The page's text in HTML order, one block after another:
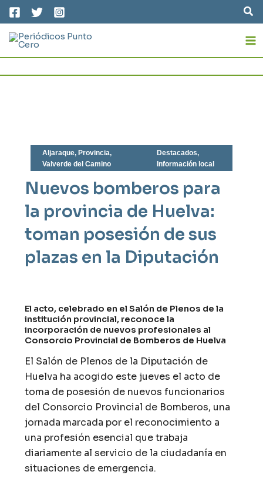
contenido
Aljaraque, Provincia,
Valverde del Camino
Destacados,
Información local
Nuevos bomberos para
la provincia de Huelva:
toman posesión de sus
plazas en la Diputación
El acto, celebrado en el Salón de Plenos de la
institución provincial, reconoce la
incorporación de nuevos profesionales al
Consorcio Provincial de Bomberos de Huelva
El Salón de Plenos de la Diputación de
Huelva ha acogido este jueves el acto de
toma de posesión de nuevos funcionarios
del Consorcio Provincial de Bomberos, una
jornada marcada por el reconocimiento a
una profesión esencial que trabaja
diariamente al servicio de la ciudadanía en
situaciones de emergencia.